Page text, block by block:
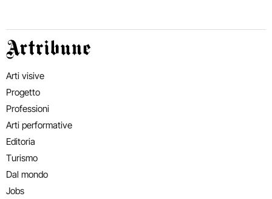
Artribune
Arti visive
Progetto
Professioni
Arti performative
Editoria
Turismo
Dal mondo
Jobs